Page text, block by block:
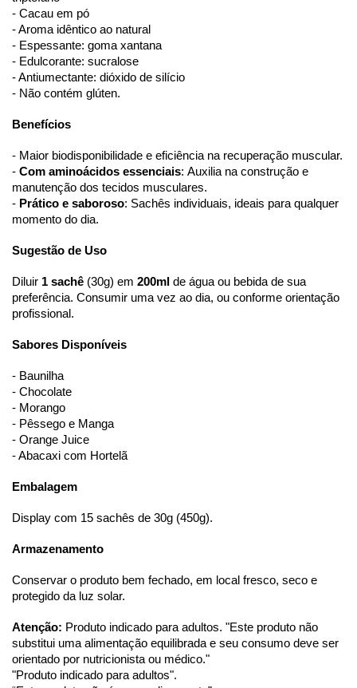
- Cacau em pó
- Aroma idêntico ao natural
- Espessante: goma xantana
- Edulcorante: sucralose
- Antiumectante: dióxido de silício
- Não contém glúten.
Benefícios
- Maior biodisponibilidade e eficiência na recuperação muscular.
- Com aminoácidos essenciais: Auxilia na construção e
manutenção dos tecidos musculares.
- Prático e saboroso: Sachês individuais, ideais para qualquer
momento do dia.
Sugestão de Uso
Diluir 1 sachê (30g) em 200ml de água ou bebida de sua
preferência. Consumir uma vez ao dia, ou conforme orientação
profissional.
Sabores Disponíveis
- Baunilha
- Chocolate
- Morango
- Pêssego e Manga
- Orange Juice
- Abacaxi com Hortelã
Embalagem
Display com 15 sachês de 30g (450g).
Armazenamento
Conservar o produto bem fechado, em local fresco, seco e
protegido da luz solar.
Atenção: Produto indicado para adultos. "Este produto não
substitui uma alimentação equilibrada e seu consumo deve ser
orientado por nutricionista ou médico."
"Produto indicado para adultos".